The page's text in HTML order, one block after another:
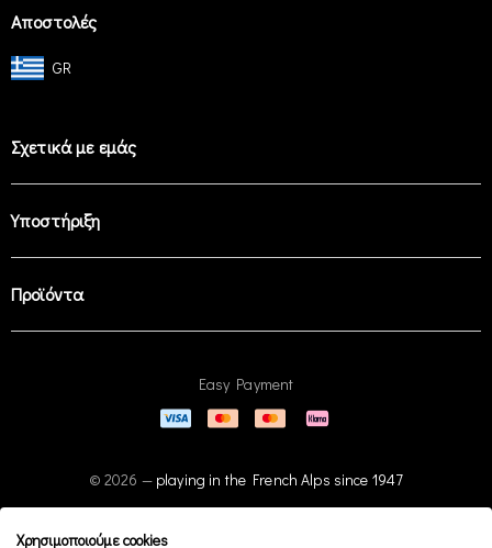
Αποστολές
GR
Σχετικά με εμάς
Υποστήριξη
Προϊόντα
Easy Payment
© 2026 — playing in the French Alps since 1947
Χρησιμοποιούμε cookies